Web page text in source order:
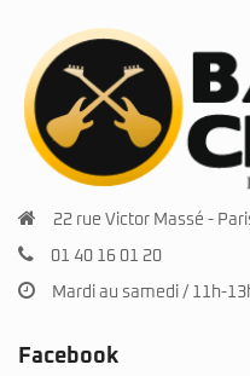
22 rue Victor Massé -
01 40 16 01 20
Mardi au samedi / 11h-
Facebook